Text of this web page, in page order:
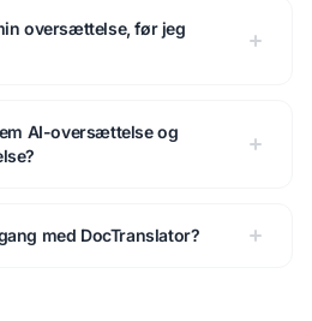
oversættelse, før jeg
AI-oversættelse og
med DocTranslator?